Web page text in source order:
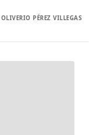
OLIVERIO PÉREZ VILLEGAS